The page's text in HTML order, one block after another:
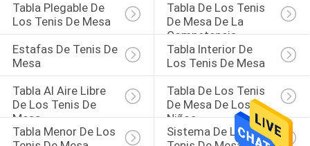
Tabla Plegable De
Los Tenis De Mesa
Tabla De Los Tenis
De Mesa De La
Competencia
Estafas De Tenis De
Mesa
Tabla Interior De
Los Tenis De Mesa
Tabla Al Aire Libre
De Los Tenis De
Mesa
Tabla De Los Tenis
De Mesa De Los
Niños
Tabla Menor De Los
Sistema De Los